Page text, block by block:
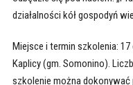
działalności kół gospodyń
Miejsce i termin szkolenia:
Kaplicy (gm. Somonino).
szkolenie można dokonywać